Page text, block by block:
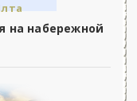
на набережной